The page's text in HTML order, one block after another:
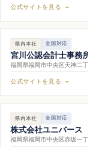
公式サイトを見る →
県内本社 全国対応
宮川公認会計士事務
福岡県福岡市中央区天神二
公式サイトを見る →
県内本社 全国対応
株式会社ユニバース
福岡県福岡市中央区赤坂一